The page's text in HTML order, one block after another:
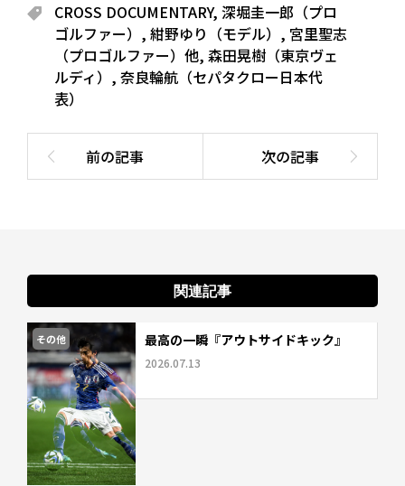
CROSS DOCUMENTARY, 深堀圭一郎（プロ
ゴルファー） , 紺野ゆり（モデル） , 宮里聖志
（プロゴルファー）他, 森田晃樹（東京ヴェ
ルディ） , 奈良輪航（セパタクロー日本代
表）
関連記事
その他 最高の一瞬『アウトサイドキック』
2026.07.13